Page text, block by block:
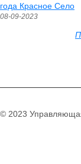
года Красное Село
08-09-2023
© 2023